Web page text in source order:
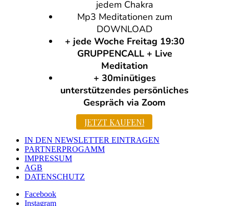
jedem Chakra
Mp3 Meditationen zum
DOWNLOAD
+ jede Woche Freitag 19:30
GRUPPENCALL + Live
Meditation
+ 30minütiges
unterstützendes persönliches
Gespräch via Zoom
JETZT KAUFEN!
IN DEN NEWSLETTER EINTRAGEN
PARTNERPROGAMM
IMPRESSUM
AGB
DATENSCHUTZ
Facebook
Instagram